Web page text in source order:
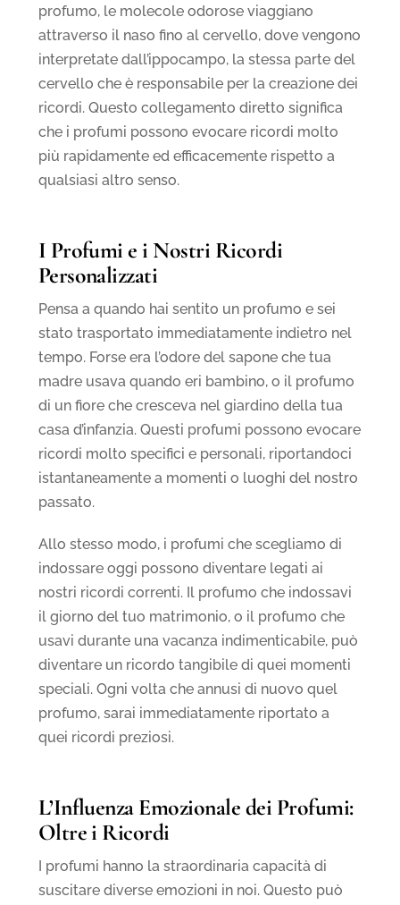
profumo, le molecole odorose viaggiano
attraverso il naso fino al cervello, dove vengono
interpretate dall’ippocampo, la stessa parte del
cervello che è responsabile per la creazione dei
ricordi. Questo collegamento diretto significa
che i profumi possono evocare ricordi molto
più rapidamente ed efficacemente rispetto a
qualsiasi altro senso.
I Profumi e i Nostri Ricordi
Personalizzati
Pensa a quando hai sentito un profumo e sei
stato trasportato immediatamente indietro nel
tempo. Forse era l’odore del sapone che tua
madre usava quando eri bambino, o il profumo
di un fiore che cresceva nel giardino della tua
casa d’infanzia. Questi profumi possono evocare
ricordi molto specifici e personali, riportandoci
istantaneamente a momenti o luoghi del nostro
passato.
Allo stesso modo, i profumi che scegliamo di
indossare oggi possono diventare legati ai
nostri ricordi correnti. Il profumo che indossavi
il giorno del tuo matrimonio, o il profumo che
usavi durante una vacanza indimenticabile, può
diventare un ricordo tangibile di quei momenti
speciali. Ogni volta che annusi di nuovo quel
profumo, sarai immediatamente riportato a
quei ricordi preziosi.
L’Influenza Emozionale dei Profumi:
Oltre i Ricordi
I profumi hanno la straordinaria capacità di
suscitare diverse emozioni in noi. Questo può